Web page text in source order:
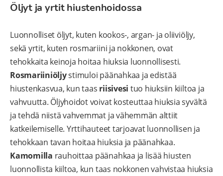
Öljyt ja yrtit hiustenhoidossa
Luonnolliset öljyt, kuten kookos-, argan- ja oliiviöljy,
sekä yrtit, kuten rosmariini ja nokkonen, ovat
tehokkaita keinoja hoitaa hiuksia luonnollisesti.
Rosmariiniöljystimuloi päänahkaa ja edistää
hiustenkasvua, kun taas riisivesi tuo hiuksiin kiiltoa ja
vahvuutta. Öljyhoidot voivat kosteuttaa hiuksia syvältä
ja tehdä niistä vahvemmat ja vähemmän alttiit
katkeilemiselle. Yrttihauteet tarjoavat luonnollisen ja
tehokkaan tavan hoitaa hiuksia ja päänahkaa.
Kamomilla rauhoittaa päänahkaa ja lisää hiusten
luonnollista kiiltoa, kun taas nokkonen vahvistaa hiuksia